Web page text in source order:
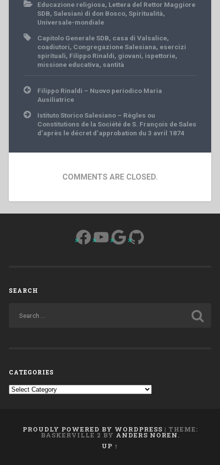
Educazione religiosa, Lettera del Rettor Maggiore
SDB, Salesiani di don Bosco, Spiritualità,
Universale-mondiale
Capitolo Generale SDB, casa di Valsalice,
coadiutori, Congregazione Salesiana, esercizi
spirituali, Filippo Rinaldi, giovani, ispettorie,
missione educativa, santità
Post
navigation
Filippo Rinaldi – Nuovo periodico Maria
Ausiliatrice
Istituto Storico Salesiano – Règles ou
Constitutions de la Société de S. François de Sales
d’après le décret d’approbation du 3 avril 1874
COMMENTS ARE CLOSED.
Facebook
YouTube
Google
GitHub
SEARCH
CATEGORIES
Categories
PROUDLY POWERED BY WORDPRESS | THEME:
BASKERVILLE 2 BY ANDERS NOREN.
UP ↑